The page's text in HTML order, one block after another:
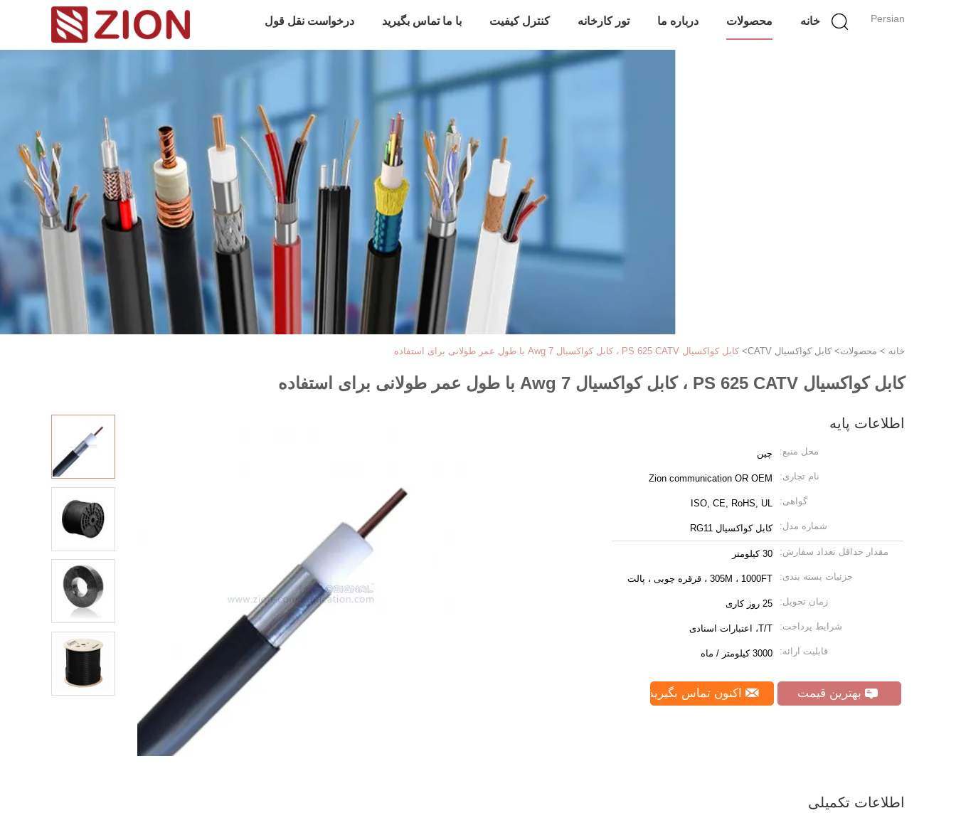
Persian خانه محصولات درباره ما تور کارخانه کنترل کیفیت با ما تماس بگیرید درخواست نقل قول
خانه > محصولات> کابل کواکسیال CATV > کابل کواکسیال PS 625 CATV ، کابل کواکسیال 7 Awg با طول عمر طولانی برای استفاده
کابل کواکسیال PS 625 CATV ، کابل کواکسیال 7 Awg با طول عمر طولانی برای استفاده
اطلاعات پایه
محل منبع: چين
نام تجاری: Zion communication OR OEM
گواهی: ISO, CE, RoHS, UL
شماره مدل: کابل کواکسیال RG11
مقدار حداقل تعداد سفارش: 30 کیلومتر
جزئیات بسته بندی: 305M ، 1000FT ، قرقره چوبی ، پالت
زمان تحویل: 25 روز کاری
شرایط پرداخت: T/T، اعتبارات اسنادی
قابلیت ارائه: 3000 کیلومتر / ماه
بهترین قیمت اکنون تماس بگیرید
اطلاعات تکمیلی